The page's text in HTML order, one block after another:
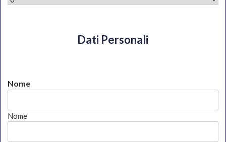
Dati Personali
Nome
Nome